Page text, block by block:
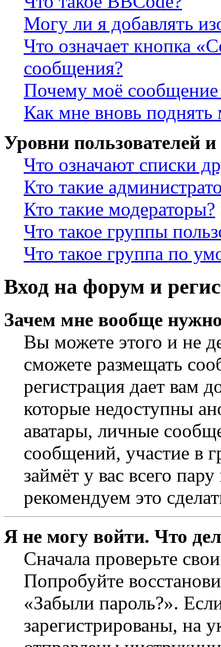
Могу ли я добавлять
Что означает кнопка
сообщения?
Почему моё сообщение
Как мне вновь
Уровни пользователей
Что означают списки
Кто такие
Кто такие модераторы?
Что такое группы
Что такое группа по
Вход на форум и
Зачем мне вообще
Вы можете этого и не
сможете размещать
регистрация дает вам
которые недоступны
аватары, личные
сообщений, участие в
займёт у вас всего
рекомендуем это
Я не могу войти. Что
Сначала проверьте
Попробуйте
«Забыли пароль?».
зарегистрированы, на